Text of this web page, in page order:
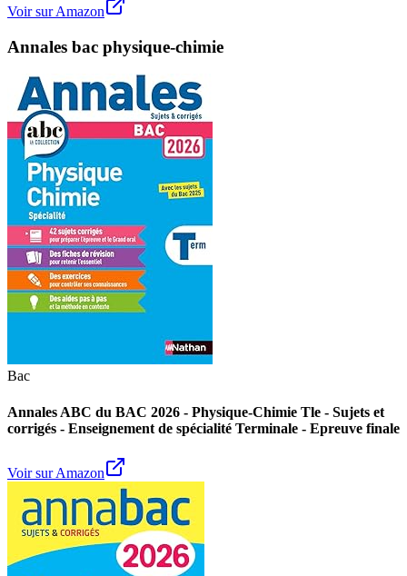
Voir sur Amazon
Annales bac physique-chimie
Bac
Annales ABC du BAC 2026 - Physique-Chimie Tle - Sujets et
corrigés - Enseignement de spécialité Terminale - Epreuve finale
Voir sur Amazon